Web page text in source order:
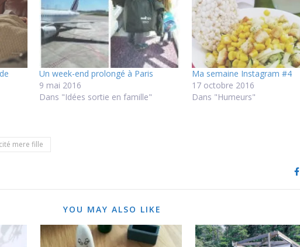
Un week-end prolongé à Paris
9 mai 2016
Dans "Idées sortie en famille"
Ma semaine Instagram #4
17 octobre 2016
Dans "Humeurs"
mere fille
YOU MAY ALSO LIKE